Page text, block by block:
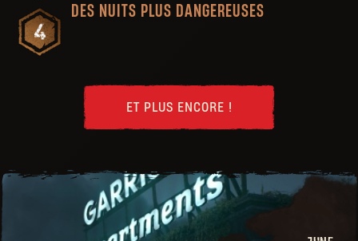
DES NUITS PLUS DANGEREUSES
ET PLUS ENCORE !